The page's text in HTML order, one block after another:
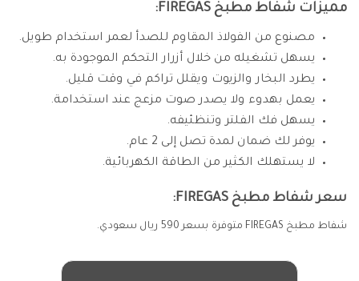
مميزات شفاط مطبخ FIREGAS:
مصنوع من الفولاذ المقاوم للصدأ لعمر استخدام طويل.
يسهل تشغيله من خلال أزرار التحكم الموجودة به.
يطرد البخار والزيوت ويقلل تراكم في وقت قليل.
يعمل بهدوء ولا يصدر صوت مزعج عند استخدامة.
يسهل فك الفلتر وتنظئيفه.
يوفر لك ضمان لمدة تصل إلى 2 عام.
لا يستهلك الكثير من الطاقة الكهربائية.
سعر شفاط مطبخ FIREGAS:
شفاط مطبخ FIREGAS متوفرة بسعر 590 ريال سعودي.